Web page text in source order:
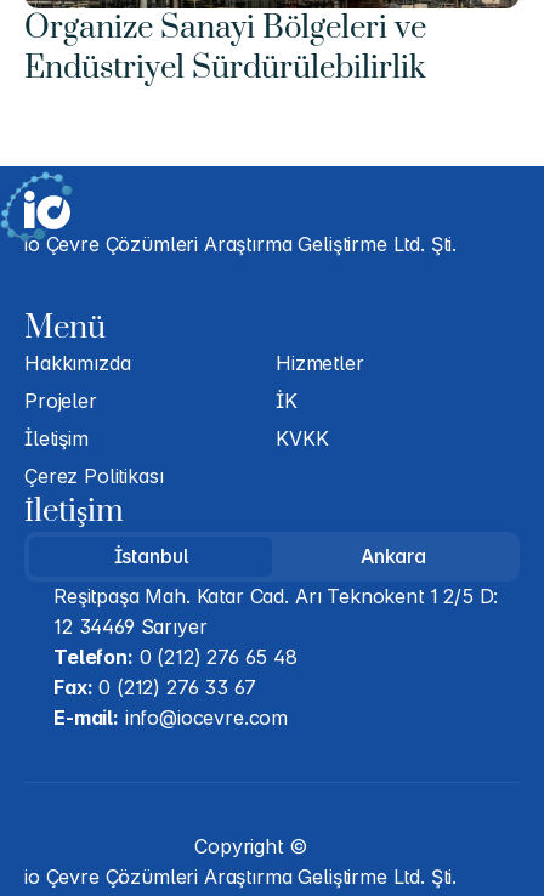
Organize Sanayi Bölgeleri ve
Endüstriyel Sürdürülebilirlik
io Çevre Çözümleri Araştırma Geliştirme Ltd. Şti.
Menü
Hakkımızda
Hizmetler
Projeler
İK
İletişim
KVKK
Çerez Politikası
İletişim
İstanbul
Ankara
Reşitpaşa Mah. Katar Cad. Arı Teknokent 1 2/5 D:
12 34469 Sarıyer
Telefon: 0 (212) 276 65 48
Fax: 0 (212) 276 33 67
E-mail: info@iocevre.com
Copyright ©
io Çevre Çözümleri Araştırma Geliştirme Ltd. Şti.